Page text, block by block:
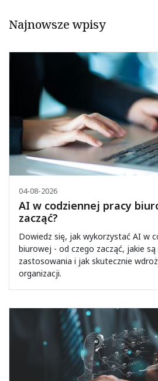
Najnowsze wpisy
04-08-2026
AI w codziennej pracy
zacząć?
Dowiedz się, jak wykorzystać AI w
biurowej - od czego zacząć, jakie
zastosowania i jak skutecznie
organizacji.